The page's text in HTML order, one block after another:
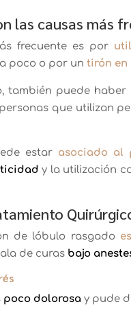
las causas más
frecuente es por
poco o por untirón en
también puede
que utilizan
estar asociado al
y la utilización
de lóbulo rasgado
de curas bajo
poco dolorosa y pude